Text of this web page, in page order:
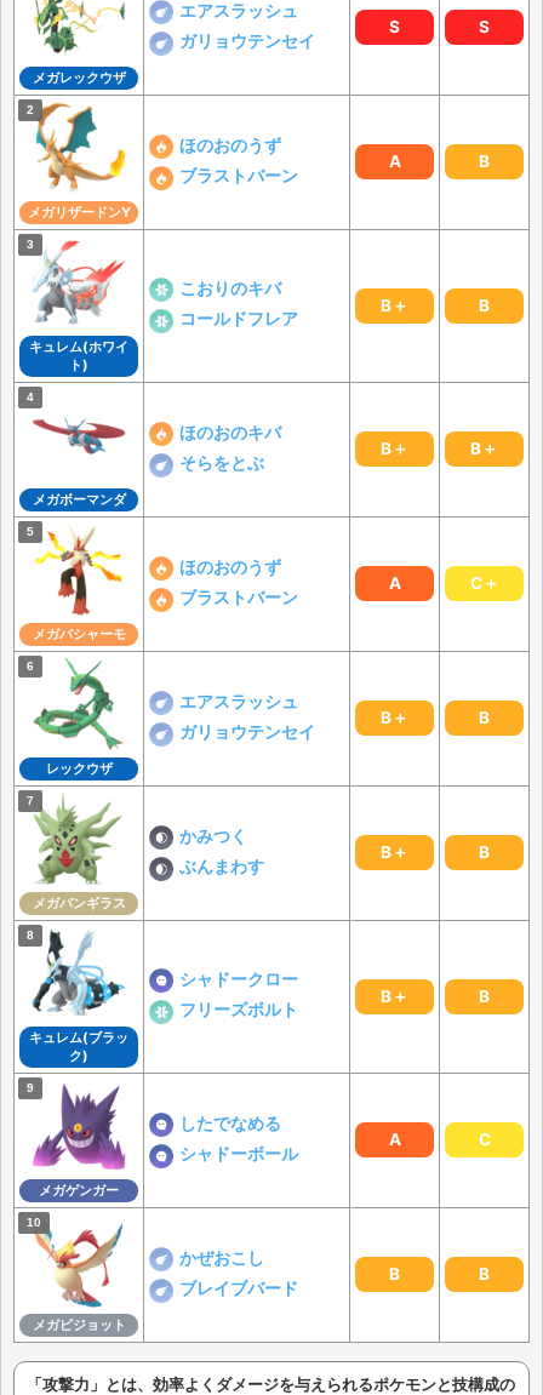
メガレックウザ
エアスラッシュ
ガリョウテンセイ
S S
メガリザードンY
ほのおのうず
ブラストバーン
A B
キュレム(ホワイ
ト)
こおりのキバ
コールドフレア
B＋ B
メガボーマンダ
ほのおのキバ
そらをとぶ
B＋ B＋
メガバシャーモ
ほのおのうず
ブラストバーン
A C＋
レックウザ
エアスラッシュ
ガリョウテンセイ
B＋ B
メガバンギラス
かみつく
ぶんまわす
B＋ B
キュレム(ブラッ
ク)
シャドークロー
フリーズボルト
B＋ B
メガゲンガー
したでなめる
シャドーボール
A C
メガピジョット
かぜおこし
ブレイブバード
B B
「攻撃力」とは、効率よくダメージを与えられるポケモンと技構成の